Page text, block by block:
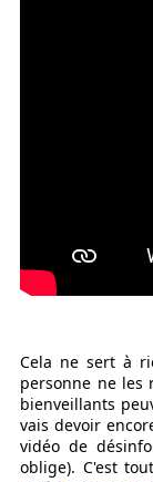
Cela ne sert à
personne ne les
bienveillants
vais devoir
vidéo de
oblige). C'est